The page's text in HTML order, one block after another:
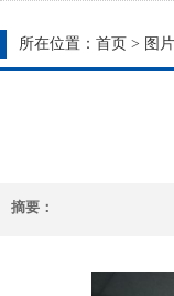
所在位置： 首页 > 图
摘要：